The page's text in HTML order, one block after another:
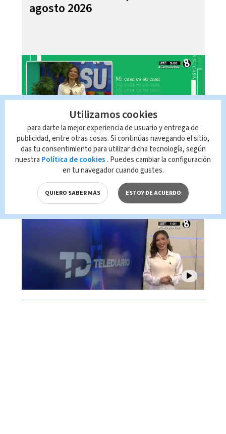
agosto 2026
Telediario En Directo con Paula
Brenes, 07 de agosto 2026
Utilizamos cookies
para darte la mejor experiencia de usuario y entrega de
publicidad, entre otras cosas. Si continúas navegando el sitio,
das tu consentimiento para utilizar dicha tecnología, según
nuestra Política de cookies . Puedes cambiar la configuración
en tu navegador cuando gustes.
QUIERO SABER MÁS ESTOY DE ACUERDO